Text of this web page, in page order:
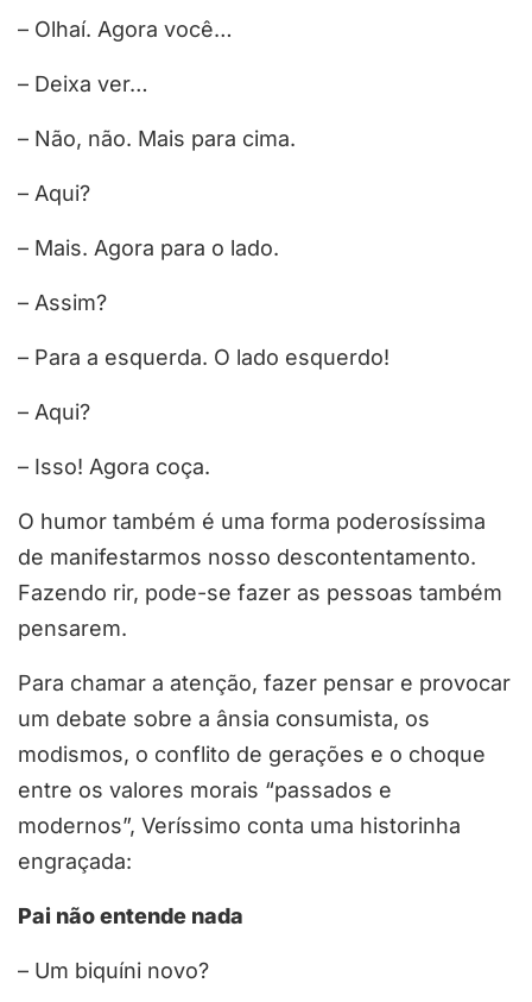
– Olhaí. Agora você…
– Deixa ver…
– Não, não. Mais para cima.
– Aqui?
– Mais. Agora para o lado.
– Assim?
– Para a esquerda. O lado esquerdo!
– Aqui?
– Isso! Agora coça.
O humor também é uma forma poderosíssima
de manifestarmos nosso descontentamento.
Fazendo rir, pode-se fazer as pessoas também
pensarem.
Para chamar a atenção, fazer pensar e provocar
um debate sobre a ânsia consumista, os
modismos, o conflito de gerações e o choque
entre os valores morais “passados e
modernos”, Veríssimo conta uma historinha
engraçada:
Pai não entende nada
– Um biquíni novo?